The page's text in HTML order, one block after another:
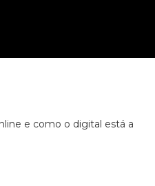
e como o digital está a